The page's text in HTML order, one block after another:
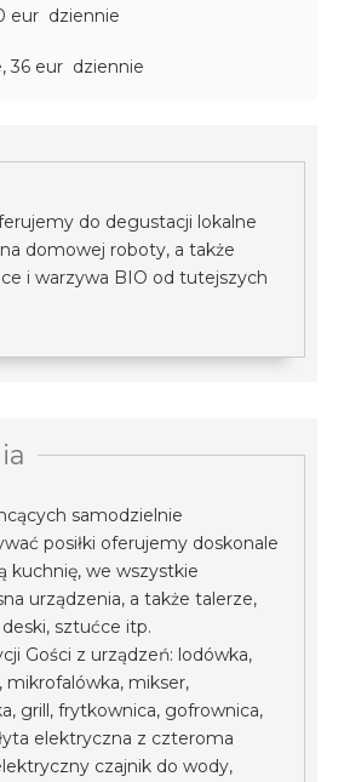
eur dziennie
36 eur dziennie
do degustacji lokalne
domowej roboty, a także
i warzywa BIO od tutejszych
samodzielnie
posiłki oferujemy doskonale
kuchnię, we wszystkie
urządzenia, a także talerze,
sztućce itp.
Gości z urządzeń: lodówka,
mikrofalówka, mikser,
grill, frytkownica, gofrownica,
elektryczna z czteroma
czajnik do wody,